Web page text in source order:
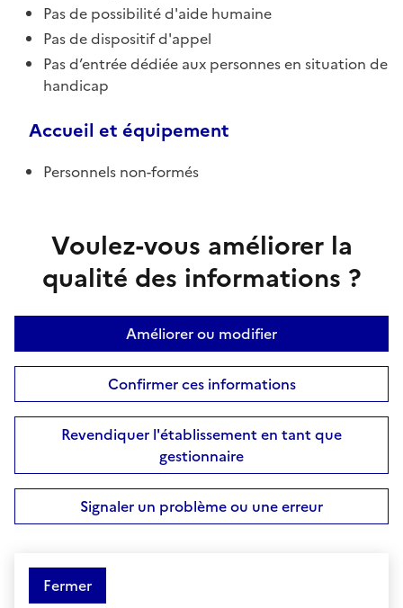
Pas de possibilité d'aide humaine
Pas de dispositif d'appel
Pas d’entrée dédiée aux personnes en situation de
handicap
Accueil et équipement
Personnels non-formés
Voulez-vous améliorer la
qualité des informations ?
Améliorer ou modifier
Confirmer ces informations
Revendiquer l'établissement en tant que
gestionnaire
Signaler un problème ou une erreur
Fermer